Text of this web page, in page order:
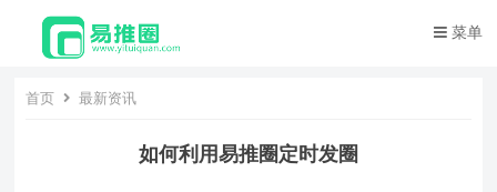
菜单
首页 最新资讯
如何利用易推圈定时发圈